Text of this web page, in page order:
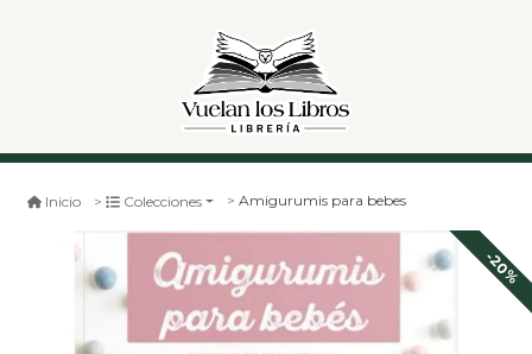
Inicio Colecciones Amigurumis para bebes
-20%